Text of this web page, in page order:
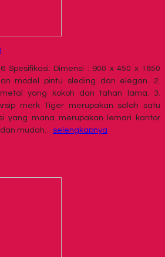
Spesifikasi: Dimensi : 900 x 450 x 1850
model pintu sleding dan elegan. 2.
yang kokoh dan tahan lama. 3.
merk Tiger merupakan salah satu
yang mana merupakan lemari kantor
mudah… selengkapnya